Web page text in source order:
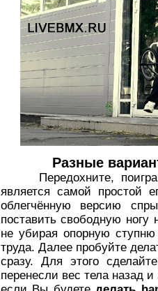
Разные
Передохните,
является самой простой
облегчённую версию
поставить свободную ногу
не убирая опорную
труда. Далее пробуйте
сразу. Для этого
перенесли вес тела назад